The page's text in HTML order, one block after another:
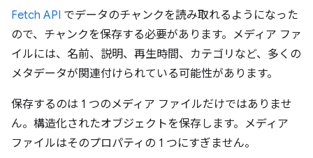
Fetch API でデータのチャンクを読み取れるようになった
ので、チャンクを保存する必要があります。メディア ファ
イルには、名前、説明、再生時間、カテゴリなど、多くの
メタデータが関連付けられている可能性があります。
保存するのは 1 つのメディア ファイルだけではありませ
ん。構造化されたオブジェクトを保存します。メディア
ファイルはそのプロパティの 1 つにすぎません。